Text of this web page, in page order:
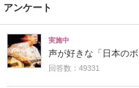
アンケート
実施中
声が好きな「日本の
回答数：49331